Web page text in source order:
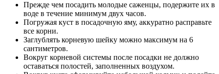
Прежде чем посадить молодые саженцы, подержите их в
воде в течение минимум двух часов.
Погружая куст в посадочную яму, аккуратно расправьте
все корни.
Заглублять корневую шейку можно максимум на 6
сантиметров.
Вокруг корневой системы после посадки не должно
оставаться полостей, заполненных воздухом.